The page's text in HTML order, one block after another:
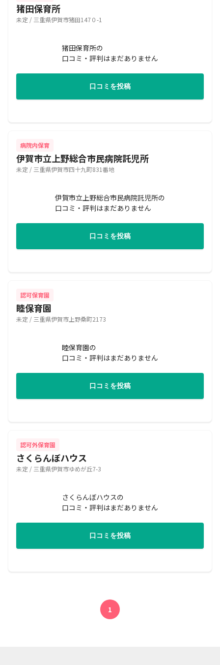
猪田保育所
未定 / 三重県伊賀市猪田147０-1
猪田保育所の
口コミ・評判はまだありません
口コミを投稿
病院内保育
伊賀市立上野総合市民病院託児所
未定 / 三重県伊賀市四十九町831番地
伊賀市立上野総合市民病院託児所の
口コミ・評判はまだありません
口コミを投稿
認可保育園
睦保育園
未定 / 三重県伊賀市上野桑町2173
睦保育園の
口コミ・評判はまだありません
口コミを投稿
認可外保育園
さくらんぼハウス
未定 / 三重県伊賀市ゆめが丘7-3
さくらんぼハウスの
口コミ・評判はまだありません
口コミを投稿
1